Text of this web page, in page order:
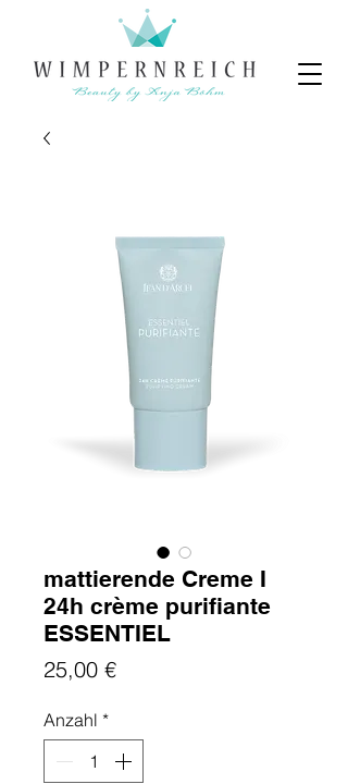
mattierende Creme I
24h crème purifiante
ESSENTIEL
25,00 €Preis
Anzahl *